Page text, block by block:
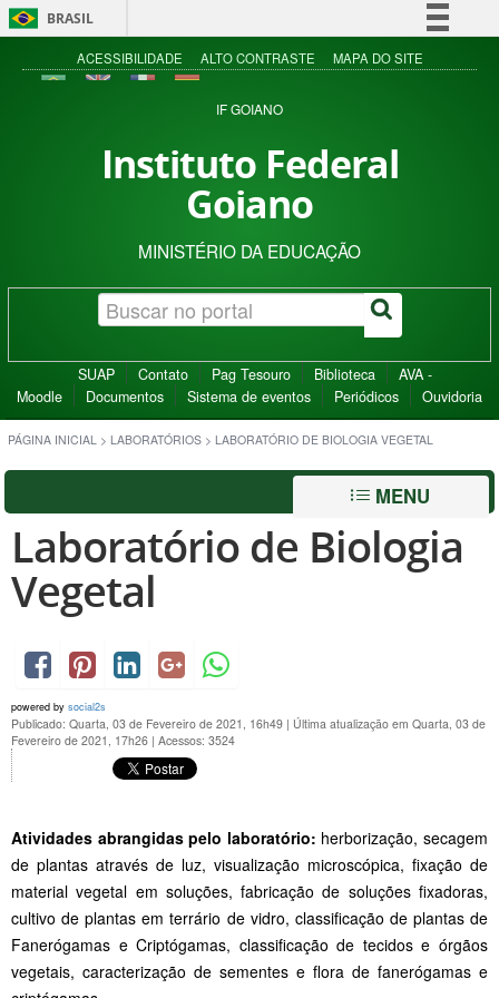
BRASIL
Simplifique!
Acesso à informação
ACESSIBILIDADE ALTO CONTRASTE MAPA DO SITE
IF GOIANO
Instituto Federal
Goiano
MINISTÉRIO DA EDUCAÇÃO
SUAP Contato Pag Tesouro Biblioteca
AVA -
Moodle
Documentos Sistema de eventos Periódicos Ouvidoria
PÁGINA INICIAL > LABORATÓRIOS > LABORATÓRIO DE BIOLOGIA VEGETAL
MENU
Laboratório de Biologia
Vegetal
powered by social2s
Publicado: Quarta, 03 de Fevereiro de 2021, 16h49 | Última atualização em Quarta, 03 de
Fevereiro de 2021, 17h26 | Acessos: 3524
Atividades abrangidas pelo laboratório: herborização, secagem
de plantas através de luz, visualização microscópica, fixação de
material vegetal em soluções, fabricação de soluções fixadoras,
cultivo de plantas em terrário de vidro, classificação de plantas de
Fanerógamas e Criptógamas, classificação de tecidos e órgãos
vegetais, caracterização de sementes e flora de fanerógamas e